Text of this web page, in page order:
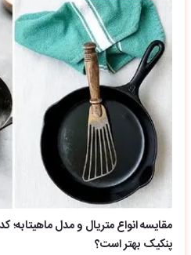
مقایسه انواع متریال و مدل ماهیتابه؛
پنکیک بهتر است؟